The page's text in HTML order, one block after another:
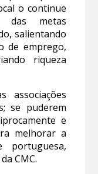
o continue
das metas
salientando
de emprego,
riqueza
associações
se puderem
e
melhorar a
portuguesa,
CMC.